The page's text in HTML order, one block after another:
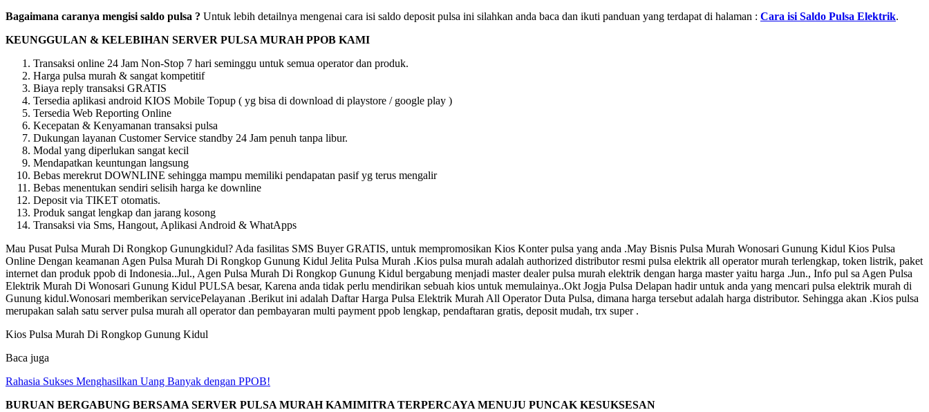
Bagaimana caranya mengisi saldo pulsa ? Untuk lebih detailnya mengenai cara isi saldo deposit pulsa ini silahkan anda baca dan ikuti panduan yang terdapat di halaman : Cara isi Saldo Pulsa Elektrik.
KEUNGGULAN & KELEBIHAN SERVER PULSA MURAH PPOB KAMI
Transaksi online 24 Jam Non-Stop 7 hari seminggu untuk semua operator dan produk.
Harga pulsa murah & sangat kompetitif
Biaya reply transaksi GRATIS
Tersedia aplikasi android KIOS Mobile Topup ( yg bisa di download di playstore / google play )
Tersedia Web Reporting Online
Kecepatan & Kenyamanan transaksi pulsa
Dukungan layanan Customer Service standby 24 Jam penuh tanpa libur.
Modal yang diperlukan sangat kecil
Mendapatkan keuntungan langsung
Bebas merekrut DOWNLINE sehingga mampu memiliki pendapatan pasif yg terus mengalir
Bebas menentukan sendiri selisih harga ke downline
Deposit via TIKET otomatis.
Produk sangat lengkap dan jarang kosong
Transaksi via Sms, Hangout, Aplikasi Android & WhatApps
Mau Pusat Pulsa Murah Di Rongkop Gunungkidul? Ada fasilitas SMS Buyer GRATIS, untuk mempromosikan Kios Konter pulsa yang anda .May Bisnis Pulsa Murah Wonosari Gunung Kidul Kios Pulsa
Online Dengan keamanan Agen Pulsa Murah Di Rongkop Gunung Kidul Jelita Pulsa Murah .Kios pulsa murah adalah authorized distributor resmi pulsa elektrik all operator murah terlengkap, token listrik, paket
internet dan produk ppob di Indonesia..Jul., Agen Pulsa Murah Di Rongkop Gunung Kidul bergabung menjadi master dealer pulsa murah elektrik dengan harga master yaitu harga .Jun., Info pul sa Agen Pulsa
Elektrik Murah Di Wonosari Gunung Kidul PULSA besar, Karena anda tidak perlu mendirikan sebuah kios untuk memulainya..Okt Jogja Pulsa Delapan hadir untuk anda yang mencari pulsa elektrik murah di
Gunung kidul.Wonosari memberikan servicePelayanan .Berikut ini adalah Daftar Harga Pulsa Elektrik Murah All Operator Duta Pulsa, dimana harga tersebut adalah harga distributor. Sehingga akan .Kios pulsa
merupakan salah satu server pulsa murah all operator dan pembayaran multi payment ppob lengkap, pendaftaran gratis, deposit mudah, trx super .
Kios Pulsa Murah Di Rongkop Gunung Kidul
Baca juga
Rahasia Sukses Menghasilkan Uang Banyak dengan PPOB!
BURUAN BERGABUNG BERSAMA SERVER PULSA MURAH KAMIMITRA TERPERCAYA MENUJU PUNCAK KESUKSESAN